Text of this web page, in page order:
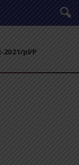
2021/pl/P